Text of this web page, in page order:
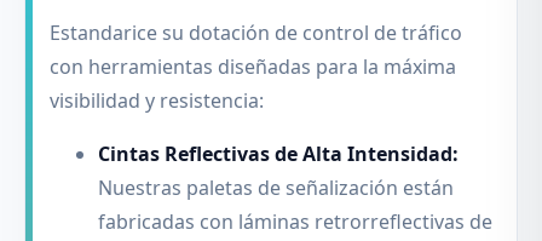
Estandarice su dotación de control de tráfico
con herramientas diseñadas para la máxima
visibilidad y resistencia:
Cintas Reflectivas de Alta Intensidad:
Nuestras paletas de señalización están
fabricadas con láminas retrorreflectivas de